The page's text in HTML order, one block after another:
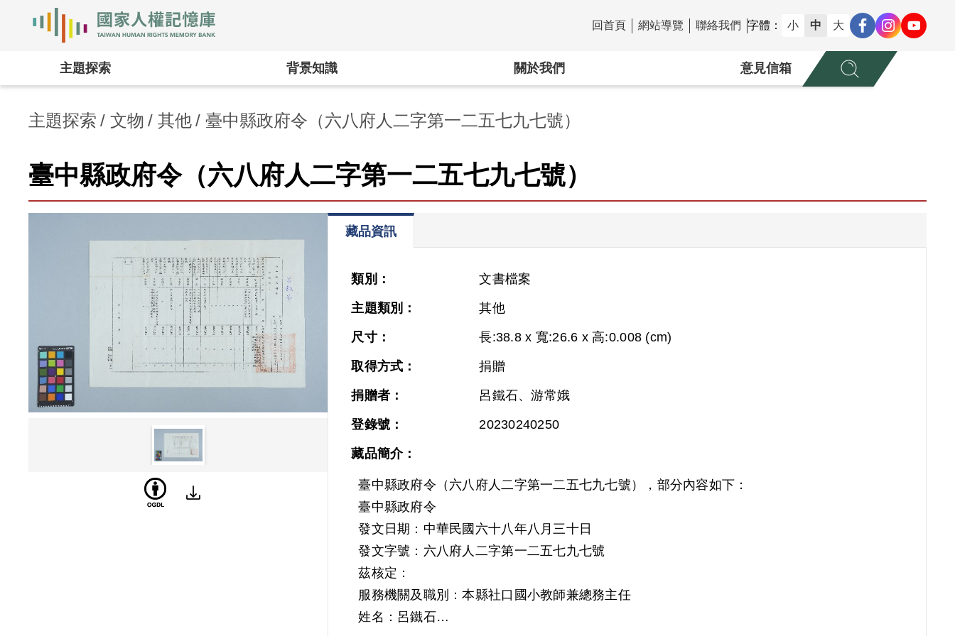
:::
回首頁 網站導覽 聯絡我們 字體： 小 中 大
主題探索 背景知識 關於我們 意見信箱
主題探索 文物 其他 臺中縣政府令（六八府人二字第一二五七九七號）
臺中縣政府令（六八府人二字第一二五七九七號）
藏品資訊
類別： 文書檔案
主題類別： 其他
尺寸： 長:38.8 x 寬:26.6 x 高:0.008 (cm)
取得方式： 捐贈
捐贈者： 呂鐵石、游常娥
登錄號： 20230240250
藏品簡介：
臺中縣政府令（六八府人二字第一二五七九七號），部分內容如下：
臺中縣政府令
發文日期：中華民國六十八年八月三十日
發文字號：六八府人二字第一二五七九七號
茲核定：
服務機關及職別：本縣社口國小教師兼總務主任
姓名：呂鐵石